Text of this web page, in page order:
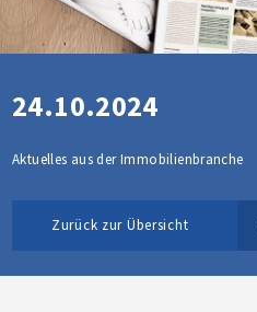
24.10.2024
Aktuelles aus der Immobilienbranche
Zurück zur Übersicht